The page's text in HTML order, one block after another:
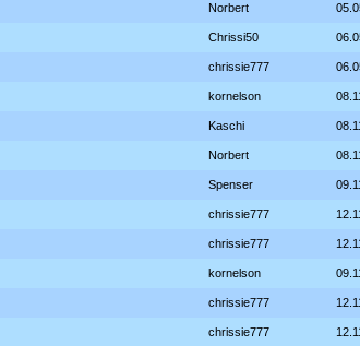
Norbert
Chrissi50
chrissie777
kornelson
Kaschi
Norbert
Spenser
chrissie777
chrissie777
kornelson
chrissie777
chrissie777